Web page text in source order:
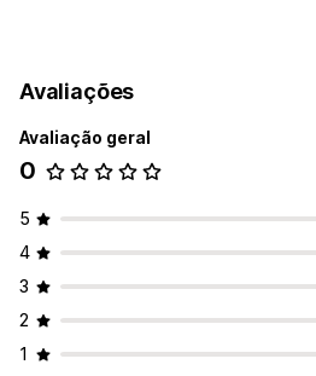
Opções de apresentação
Esquemas personalizados
Avaliações
Avaliação geral
0
5
4
3
2
1